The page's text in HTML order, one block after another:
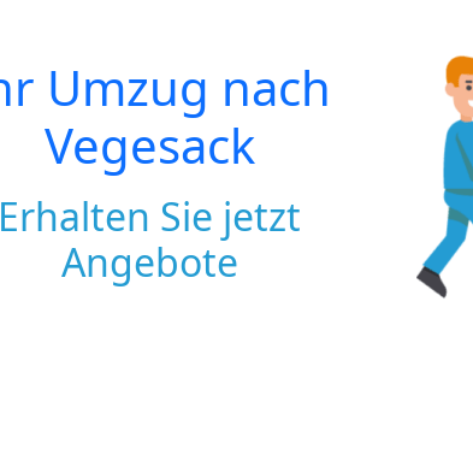
Umzug nach
Vegesack
Erhalten Sie jetzt
Angebote